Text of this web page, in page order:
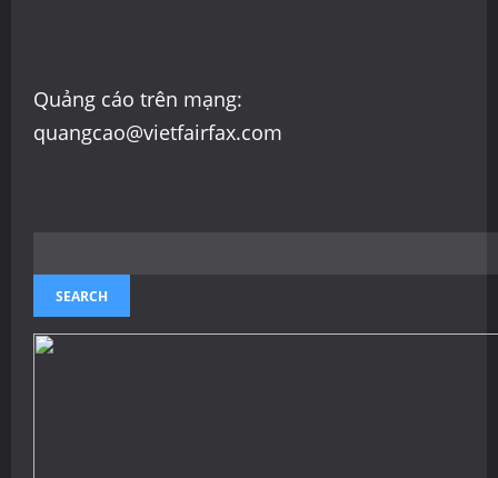
Quảng cáo trên mạng:
quangcao@vietfairfax.com